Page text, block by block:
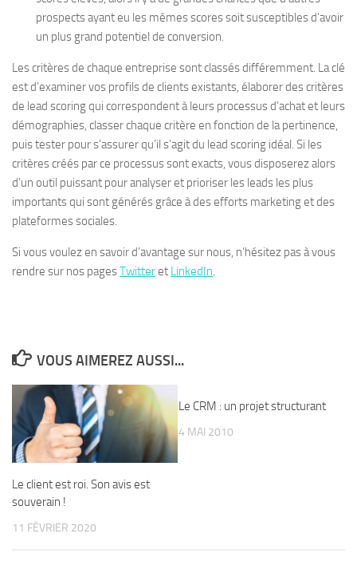
prospects ayant eu les mêmes scores soit susceptibles d’avoir
un plus grand potentiel de conversion.
Les critères de chaque entreprise sont classés différemment. La clé
est d’examiner vos profils de clients existants, élaborer des critères
de lead scoring qui correspondent à leurs processus d’achat et leurs
démographies, classer chaque critère en fonction de la pertinence,
puis tester pour s’assurer qu’il s’agit du lead scoring idéal. Si les
critères créés par ce processus sont exacts, vous disposerez alors
d’un outil puissant pour analyser et prioriser les leads les plus
importants qui sont générés grâce à des efforts marketing et des
plateformes sociales.
Si vous voulez en savoir d’avantage sur nous, n’hésitez pas à vous
rendre sur nos pagesTwitteret LinkedIn.
VOUS AIMEREZ AUSSI...
Le client est roi. Son avis est
souverain !
11 FÉVRIER 2020
Le CRM : un projet structurant
4 MAI 2010